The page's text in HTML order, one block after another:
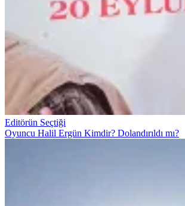
Editörün Seçtiği
Oyuncu Halil Ergün Kimdir? Dolandırıldı mı?